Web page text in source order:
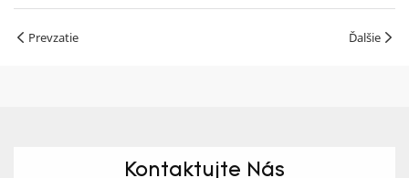
Prevzatie Ďalšie
Kontaktujte Nás